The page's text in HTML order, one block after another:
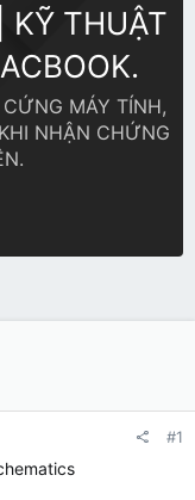
KỸ THUẬT
MÁY TÍNH,
NHẬN CHỨNG
#1